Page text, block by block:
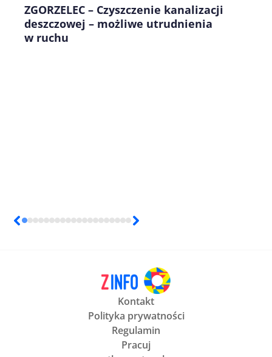
ZGORZELEC – Czyszczenie kanalizacji
deszczowej – możliwe utrudnienia
w ruchu
Kontakt
Polityka prywatności
Regulamin
Pracuj